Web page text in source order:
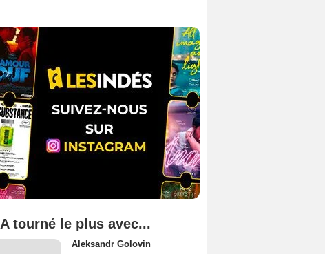
A tourné le plus avec...
Aleksandr Golovin